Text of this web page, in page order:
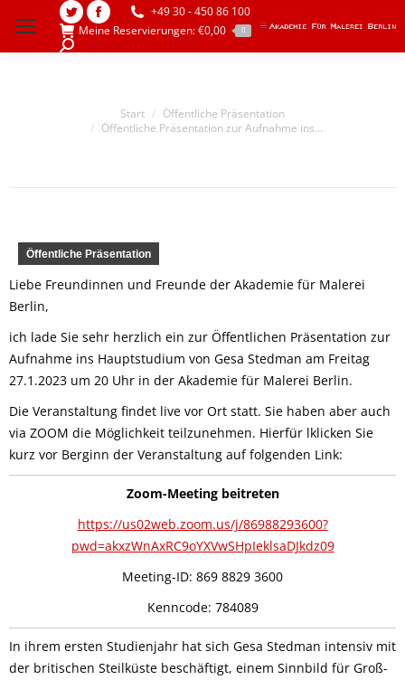
Twitter
page
Facebook
new
+49 30 - 450 86 100
Meine Reservierungen:€0,00 0
Search:
Sie befinden sich hier:
Start
Öffentliche Präsentation
Öffentliche Präsentation zur Aufnahme ins…
Öffentliche Präsentation
Liebe Freundinnen und Freunde der Akademie für Malerei
Berlin,
ich lade Sie sehr herzlich ein zur Öffentlichen Präsentation zur
Aufnahme ins Hauptstudium von Gesa Stedman am Freitag
27.1.2023 um 20 Uhr in der Akademie für Malerei Berlin.
Die Veranstaltung findet live vor Ort statt. Sie haben aber auch
via ZOOM die Möglichkeit teilzunehmen. Hierfür lklicken Sie
kurz vor Berginn der Veranstaltung auf folgenden Link:
Zoom-Meeting beitreten
https://us02web.zoom.us/j/86988293600?
pwd=akxzWnAxRC9oYXVwSHpIeklsaDJkdz09
Meeting-ID: 869 8829 3600
Kenncode: 784089
In ihrem ersten Studienjahr hat sich Gesa Stedman intensiv mit
der britischen Steilküste beschäftigt, einem Sinnbild für Groß-